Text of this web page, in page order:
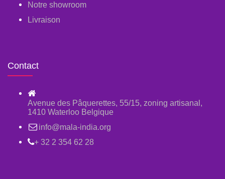
Notre showroom
Livraison
Contact
Avenue des Pâquerettes, 55/15, zoning artisanal,
1410 Waterloo Belgique
info@mala-india.org
+ 32 2 354 62 28